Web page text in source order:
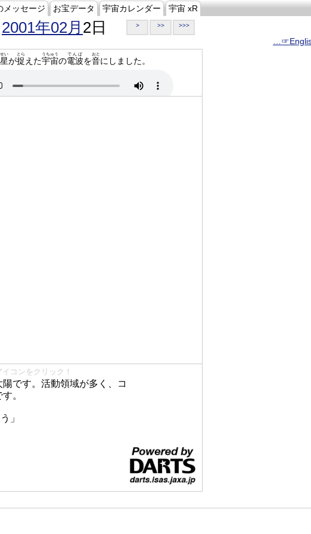
メッセージ お宝データ 宇宙カレンダー 宇宙 xR
2001年02月 2日 > >> >>>
い
が捉
とら
えた宇宙
うちゅう
の電波
でんぱ
を音
おと
にしました。
コンをクリック！
です。活動領域が多く、コ
。
」